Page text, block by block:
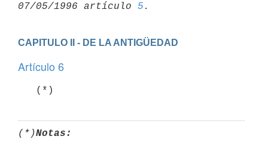
07/05/1996 artículo 5
CAPITULO II - DE LA ANTIGÜEDAD
Artículo 6
   (*)
(*)Notas: